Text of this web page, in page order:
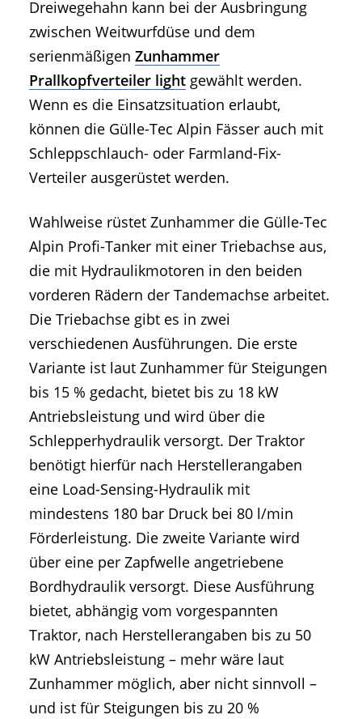
Dreiwegehahn kann bei der Ausbringung
zwischen Weitwurfdüse und dem
serienmäßigen Zunhammer
Prallkopfverteiler light gewählt werden.
Wenn es die Einsatzsituation erlaubt,
können die Gülle-Tec Alpin Fässer auch mit
Schleppschlauch- oder Farmland-Fix-
Verteiler ausgerüstet werden.
Wahlweise rüstet Zunhammer die Gülle-Tec
Alpin Profi-Tanker mit einer Triebachse aus,
die mit Hydraulikmotoren in den beiden
vorderen Rädern der Tandemachse arbeitet.
Die Triebachse gibt es in zwei
verschiedenen Ausführungen. Die erste
Variante ist laut Zunhammer für Steigungen
bis 15 % gedacht, bietet bis zu 18 kW
Antriebsleistung und wird über die
Schlepperhydraulik versorgt. Der Traktor
benötigt hierfür nach Herstellerangaben
eine Load-Sensing-Hydraulik mit
mindestens 180 bar Druck bei 80 l/min
Förderleistung. Die zweite Variante wird
über eine per Zapfwelle angetriebene
Bordhydraulik versorgt. Diese Ausführung
bietet, abhängig vom vorgespannten
Traktor, nach Herstellerangaben bis zu 50
kW Antriebsleistung – mehr wäre laut
Zunhammer möglich, aber nicht sinnvoll –
und ist für Steigungen bis zu 20 %